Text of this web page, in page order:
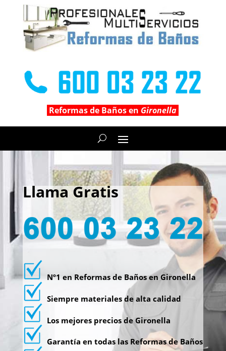
Reformas de Baños en Gironella
Llama Gratis
Nº1 en Reformas de Baños en Gironella
Siempre materiales de alta calidad
Los mejores precios de Gironella
Garantía en todas las Reformas de Baños